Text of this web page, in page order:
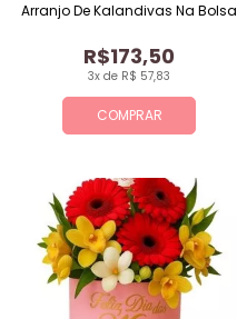
COMPRAR
3x de R$ 57,83
R$173,50
Arranjo De Kalandivas Na Bolsa